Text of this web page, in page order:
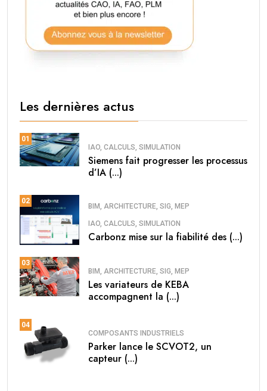
Les dernières actus
01
IAO, CALCULS, SIMULATION
Siemens fait progresser les processus
d’IA (...)
02
BIM, ARCHITECTURE, SIG, MEP
IAO, CALCULS, SIMULATION
Carbonz mise sur la fiabilité des (...)
03
BIM, ARCHITECTURE, SIG, MEP
Les variateurs de KEBA
accompagnent la (...)
04
COMPOSANTS INDUSTRIELS
Parker lance le SCVOT2, un
capteur (...)